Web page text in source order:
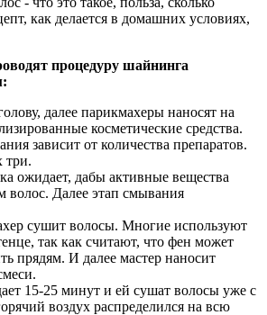
процедуру шайнинга
далее парикмахеры наносят на
косметические средства.
зависит от количества препаратов.
три.
ожидает, дабы активные вещества
волос. Далее этап смывания
сушит волосы. Многие используют
так как считают, что фен может
прядям. И далее мастер наносит
15-25 минут и ей сушат волосы уже с
воздух распределился на всю